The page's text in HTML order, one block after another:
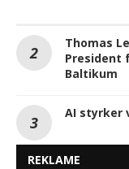
Thomas
President
Baltikum
AI styrker
REKLAME